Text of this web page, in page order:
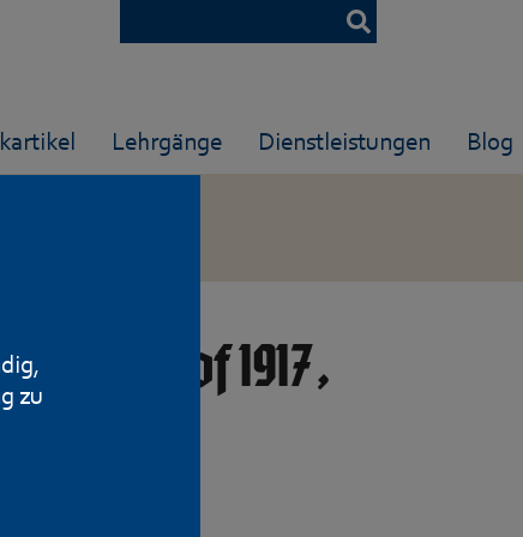
zu
Lehrgänge Dienstleistungen Blog
Model of 1917,